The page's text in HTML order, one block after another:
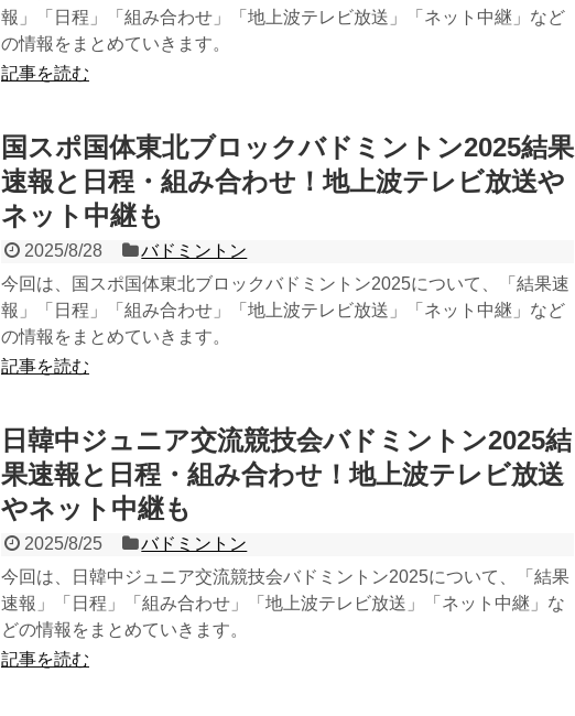
報」「日程」「組み合わせ」「地上波テレビ放送」「ネット中継」など
の情報をまとめていきます。
記事を読む
国スポ国体東北ブロックバドミントン2025結果
速報と日程・組み合わせ！地上波テレビ放送や
ネット中継も
2025/8/28
バドミントン
今回は、国スポ国体東北ブロックバドミントン2025について、「結果速
報」「日程」「組み合わせ」「地上波テレビ放送」「ネット中継」など
の情報をまとめていきます。
記事を読む
日韓中ジュニア交流競技会バドミントン2025結
果速報と日程・組み合わせ！地上波テレビ放送
やネット中継も
2025/8/25
バドミントン
今回は、日韓中ジュニア交流競技会バドミントン2025について、「結果
速報」「日程」「組み合わせ」「地上波テレビ放送」「ネット中継」な
どの情報をまとめていきます。
記事を読む